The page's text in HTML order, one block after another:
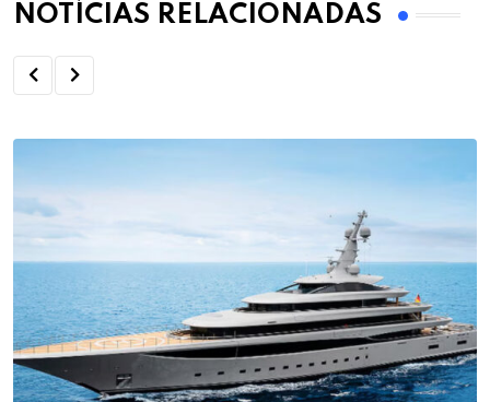
NOTÍCIAS RELACIONADAS